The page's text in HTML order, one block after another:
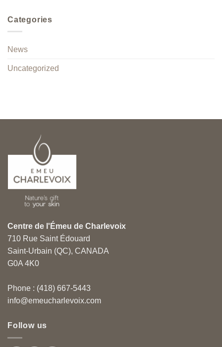
Categories
News
Uncategorized
Centre de l'Émeu de Charlevoix
710 Rue Saint Édouard
Saint-Urbain (QC), CANADA
G0A 4K0
Phone : (418) 667-5443
info@emeucharlevoix.com
Follow us